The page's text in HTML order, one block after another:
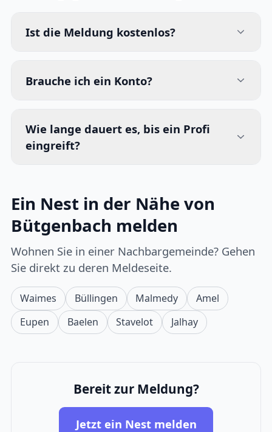
Ist die Meldung kostenlos?
Brauche ich ein Konto?
Wie lange dauert es, bis ein Profi
eingreift?
Ein Nest in der Nähe von
Bütgenbach melden
Wohnen Sie in einer Nachbargemeinde? Gehen
Sie direkt zu deren Meldeseite.
Waimes Büllingen Malmedy
Amel
Eupen
Baelen Stavelot Jalhay
Bereit zur Meldung?
Jetzt ein Nest melden